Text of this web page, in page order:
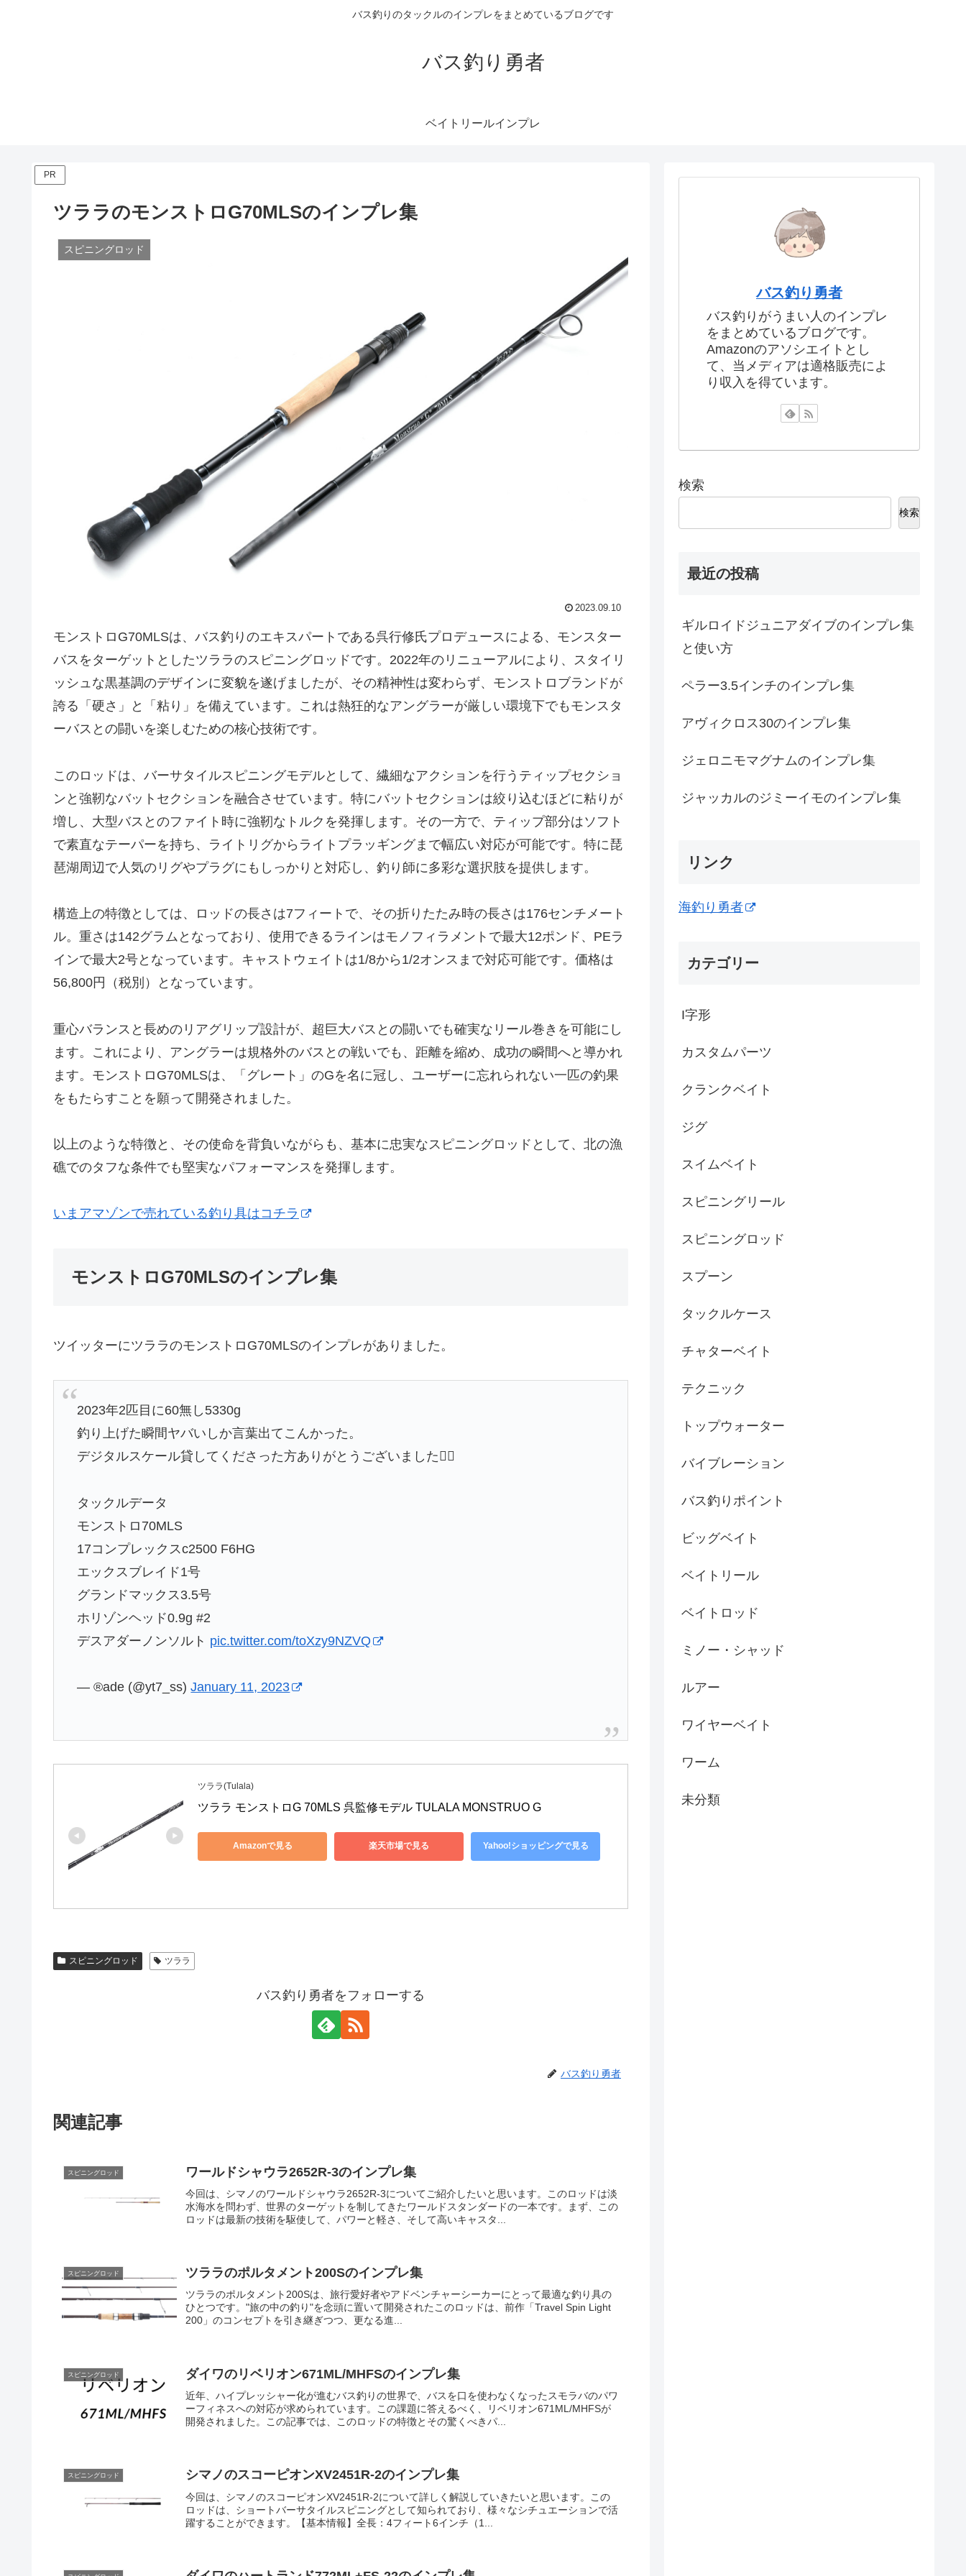
バス釣りのタックルのインプレをまとめているブログです
バス釣り勇者
ベイトリールインプレ
PR
ツララのモンストロG70MLSのインプレ集
スピニングロッド
2023.09.10
モンストロG70MLSは、バス釣りのエキスパートである呉行修氏プロデュースによる、モンスター
バスをターゲットとしたツララのスピニングロッドです。2022年のリニューアルにより、スタイリ
ッシュな黒基調のデザインに変貌を遂げましたが、その精神性は変わらず、モンストロブランドが
誇る「硬さ」と「粘り」を備えています。これは熱狂的なアングラーが厳しい環境下でもモンスタ
ーバスとの闘いを楽しむための核心技術です。
このロッドは、バーサタイルスピニングモデルとして、繊細なアクションを行うティップセクショ
ンと強靭なバットセクションを融合させています。特にバットセクションは絞り込むほどに粘りが
増し、大型バスとのファイト時に強靭なトルクを発揮します。その一方で、ティップ部分はソフト
で素直なテーパーを持ち、ライトリグからライトプラッギングまで幅広い対応が可能です。特に琵
琶湖周辺で人気のリグやプラグにもしっかりと対応し、釣り師に多彩な選択肢を提供します。
構造上の特徴としては、ロッドの長さは7フィートで、その折りたたみ時の長さは176センチメート
ル。重さは142グラムとなっており、使用できるラインはモノフィラメントで最大12ポンド、PEラ
インで最大2号となっています。キャストウェイトは1/8から1/2オンスまで対応可能です。価格は
56,800円（税別）となっています。
重心バランスと長めのリアグリップ設計が、超巨大バスとの闘いでも確実なリール巻きを可能にし
ます。これにより、アングラーは規格外のバスとの戦いでも、距離を縮め、成功の瞬間へと導かれ
ます。モンストロG70MLSは、「グレート」のGを名に冠し、ユーザーに忘れられない一匹の釣果
をもたらすことを願って開発されました。
以上のような特徴と、その使命を背負いながらも、基本に忠実なスピニングロッドとして、北の漁
礁でのタフな条件でも堅実なパフォーマンスを発揮します。
いまアマゾンで売れている釣り具はコチラ
モンストロG70MLSのインプレ集
ツイッターにツララのモンストロG70MLSのインプレがありました。
2023年2匹目に60無し5330g
釣り上げた瞬間ヤバいしか言葉出てこんかった。
デジタルスケール貸してくださった方ありがとうございました🙇‍♂️
タックルデータ
モンストロ70MLS
17コンプレックスc2500 F6HG
エックスブレイド1号
グランドマックス3.5号
ホリゾンヘッド0.9g #2
デスアダーノンソルト pic.twitter.com/toXzy9NZVQ
— ®️ade (@yt7_ss)January 11, 2023
ツララ(Tulala)
ツララ モンストロG 70MLS 呉監修モデル TULALA MONSTRUO G
Amazonで見る 楽天市場で見る Yahoo!ショッピングで見る
スピニングロッド ツララ
バス釣り勇者をフォローする
バス釣り勇者
関連記事
スピニングロッド ワールドシャウラ2652R-3のインプレ集
今回は、シマノのワールドシャウラ2652R-3についてご紹介したいと思います。このロッドは淡
水海水を問わず、世界のターゲットを制してきたワールドスタンダードの一本です。まず、この
ロッドは最新の技術を駆使して、パワーと軽さ、そして高いキャスタ...
スピニングロッド ツララのポルタメント200Sのインプレ集
ツララのポルタメント200Sは、旅行愛好者やアドベンチャーシーカーにとって最適な釣り具の
ひとつです。"旅の中の釣り"を念頭に置いて開発されたこのロッドは、前作「Travel Spin Light
200」のコンセプトを引き継ぎつつ、更なる進...
スピニングロッド ダイワのリベリオン671ML/MHFSのインプレ集
近年、ハイプレッシャー化が進むバス釣りの世界で、バスを口を使わなくなったスモラバのパワ
ーフィネスへの対応が求められています。この課題に答えるべく、リベリオン671ML/MHFSが
開発されました。この記事では、このロッドの特徴とその驚くべきパ...
スピニングロッド シマノのスコーピオンXV2451R-2のインプレ集
今回は、シマノのスコーピオンXV2451R-2について詳しく解説していきたいと思います。この
ロッドは、ショートバーサタイルスピニングとして知られており、様々なシチュエーションで活
躍することができます。【基本情報】全長：4フィート6インチ（1...
バス釣り勇者
バス釣りがうまい人のインプレ
をまとめているブログです。
Amazonのアソシエイトとし
て、当メディアは適格販売によ
り収入を得ています。
検索
検索
最近の投稿
ギルロイドジュニアダイブのインプレ集
と使い方
ペラー3.5インチのインプレ集
アヴィクロス30のインプレ集
ジェロニモマグナムのインプレ集
ジャッカルのジミーイモのインプレ集
リンク
海釣り勇者
カテゴリー
I字形
カスタムパーツ
クランクベイト
ジグ
スイムベイト
スピニングリール
スピニングロッド
スプーン
タックルケース
チャターベイト
テクニック
トップウォーター
バイブレーション
バス釣りポイント
ビッグベイト
ベイトリール
ベイトロッド
ミノー・シャッド
ルアー
ワイヤーベイト
ワーム
未分類